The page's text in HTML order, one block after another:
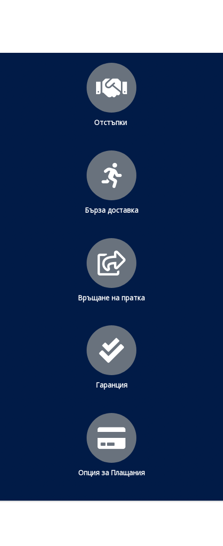
Отстъпки
Бърза доставка
Връщане на пратка
Гаранция
Опция за Плащания